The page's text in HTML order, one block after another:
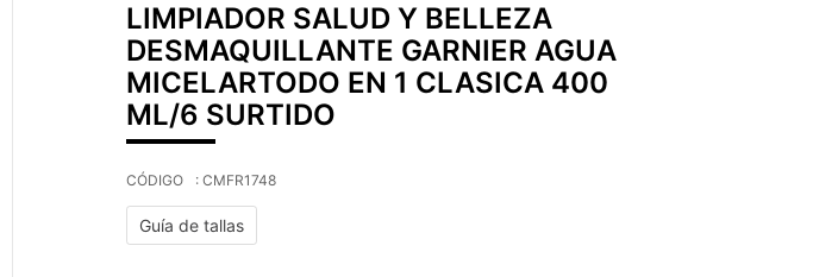
LIMPIADOR SALUD Y BELLEZA
DESMAQUILLANTE GARNIER AGUA
MICELARTODO EN 1 CLASICA 400
ML/6 SURTIDO
: CMFR1748
Guía de tallas